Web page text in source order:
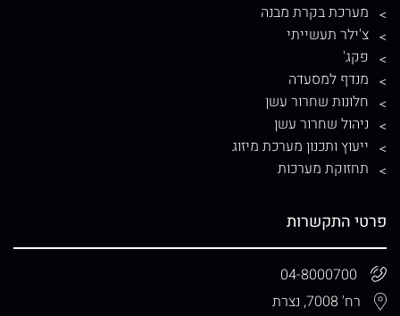
מערכת בקרת מבנה
צ'ילר תעשייתי
פקג'
מנדף למסעדה
חלונות שחרור עשן
ניהול שחרור עשן
ייעוץ ותכנון מערכת מיזוג
תחזוקת מערכות
פרטי התקשרות
04-8000700
רח' 7008, נצרת